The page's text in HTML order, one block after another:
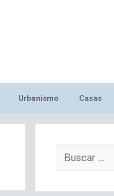
Urbanismo Casas
Buscar: